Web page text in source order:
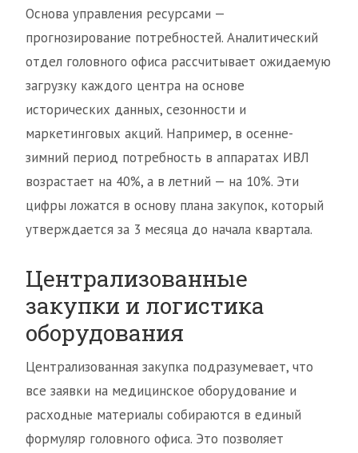
Основа управления ресурсами —
прогнозирование потребностей. Аналитический
отдел головного офиса рассчитывает ожидаемую
загрузку каждого центра на основе
исторических данных, сезонности и
маркетинговых акций. Например, в осенне-
зимний период потребность в аппаратах ИВЛ
возрастает на 40%, а в летний — на 10%. Эти
цифры ложатся в основу плана закупок, который
утверждается за 3 месяца до начала квартала.
Централизованные
закупки и логистика
оборудования
Централизованная закупка подразумевает, что
все заявки на медицинское оборудование и
расходные материалы собираются в единый
формуляр головного офиса. Это позволяет